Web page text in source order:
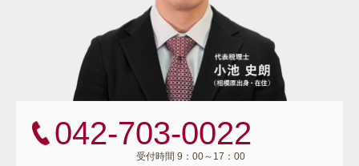
042-703-0022
受付時間 9：00～17：00